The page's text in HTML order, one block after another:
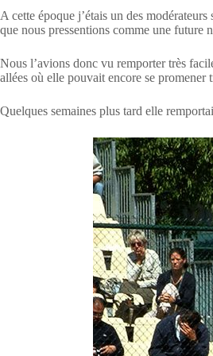
A cette époque j’étais un des
que nous pressentions comme une future
Nous l’avions donc vu remporter très
allées où elle pouvait encore se promener
Quelques semaines plus tard elle